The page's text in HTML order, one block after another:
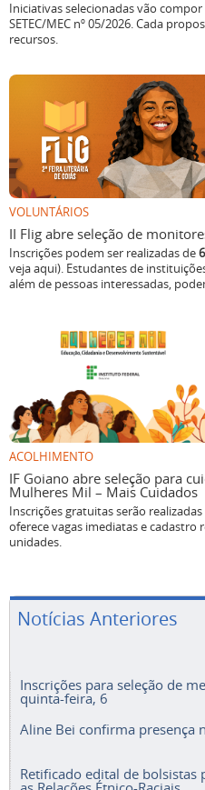
Iniciativas selecionadas vão
SETEC/MEC nº 05/2026. Cada
recursos.
VOLUNTÁRIOS
II Flig abre seleção de
Inscrições podem ser realizadas de
veja aqui). Estudantes de
além de pessoas interessadas,
ACOLHIMENTO
IF Goiano abre seleção para
Mulheres Mil – Mais Cuidados
Inscrições gratuitas serão realizadas
oferece vagas imediatas e cadastro
unidades.
Notícias Anteriores
Inscrições para seleção de
quinta-feira, 6
Aline Bei confirma presença
Retificado edital de bolsistas